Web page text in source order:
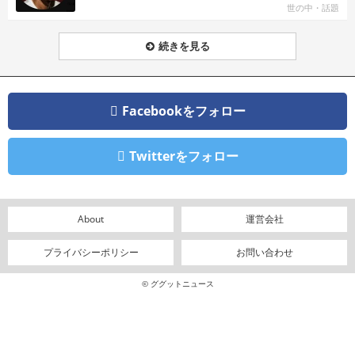
世の中・話題
続きを見る
Facebookをフォロー
Twitterをフォロー
About 運営会社
プライバシーポリシー お問い合わせ
© ググットニュース